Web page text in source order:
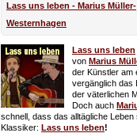
Lass uns leben - Marius Müller-
Westernhagen
Lass uns leben
von Marius
der Künstler am
vergänglich das
der väterlichen
Doch auch
schnell, dass das alltägliche
Klassiker: Lass uns leben!